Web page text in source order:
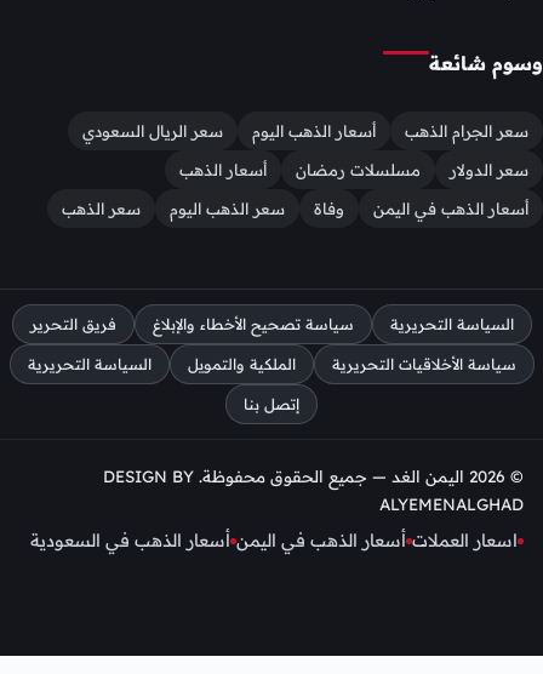
وسوم شائعة
سعر الجرام الذهب أسعار الذهب اليوم
سعر الريال السعودي
سعر الدولار
مسلسلات رمضان
أسعار الذهب
أسعار الذهب في اليمن
وفاة سعر الذهب اليوم سعر الذهب
السياسة التحريرية سياسة تصحيح الأخطاء والإبلاغ فريق التحرير
سياسة الأخلاقيات التحريرية الملكية والتمويل السياسة التحريرية
إتصل بنا
© 2026 اليمن الغد — جميع الحقوق محفوظة. DESIGN BY
ALYEMENALGHAD
اسعار العملات أسعار الذهب في اليمن أسعار الذهب في السعودية